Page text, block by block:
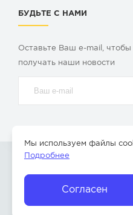
БУДЬТЕ С НАМИ
Оставьте Ваш e-mail, чтобы
получать наши новости
»
Бор Нижегородской
Согласен
Мы используем файлы
Подробнее